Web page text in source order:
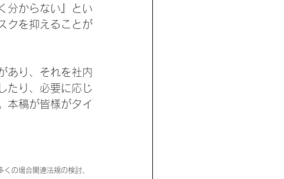
分からない』とい
クを抑えることが
あり、それを社内
たり、必要に応じ
本稿が皆様がタイ
の場合関連法規の検討、